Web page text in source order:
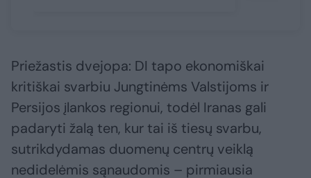
Priežastis dvejopa: DI tapo ekonomiškai
kritiškai svarbiu Jungtinėms Valstijoms ir
Persijos įlankos regionui, todėl Iranas gali
padaryti žalą ten, kur tai iš tiesų svarbu,
sutrikdydamas duomenų centrų veiklą
nedidelėmis sąnaudomis – pirmiausia